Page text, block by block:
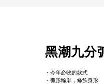
黑潮九分
・今年必收的款式
・弧形輪廓，修飾身形